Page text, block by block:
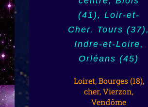
(41), Loir-et-
Cher, Tours (37),
Indre-et-Loire,
Orléans (45)
Loiret, Bourges (18),
cher, Vierzon,
Vendôme
Alsace, Bas-
Rhin, Haut-Rhin,
Mulhouse (68),
Colmar, Région
Toulon (83),
Nouvelle
Calédonie (988),
Monaco,
Toulouse,
(31),Haute
Garonne